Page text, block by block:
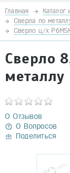
Главная Каталог
Сверла по
Сверло ц/х
Сверло
0 Отзывов
0 Вопросов
Поделиться